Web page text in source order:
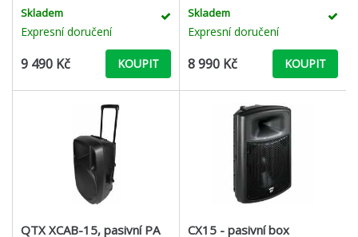
1000A, BC 1200A, BC 1500A) nebo v
Skladem
Expresní doručení
9 490 Kč KOUPIT
středobasovému reproduktoru
Skladem
Expresní doručení
8 990 Kč KOUPIT
QTX XCAB-15, pasivní PA
CX15 - pasivní box